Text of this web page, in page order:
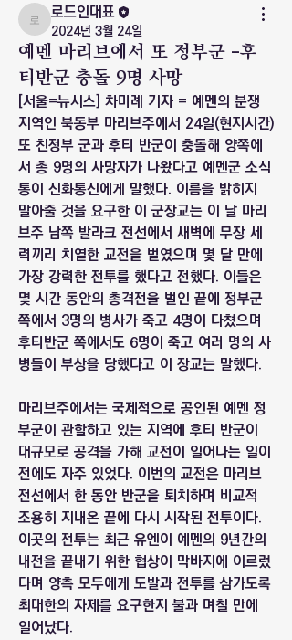
로드인대표
로드인대표
2024년 3월 24일
예멘 마리브에서 또 정부군 -후
티반군 충돌 9명 사망
[서울=뉴시스] 차미례 기자 = 예멘의 분쟁
지역인 북동부 마리브주에서 24일(현지시간)
또 친정부 군과 후티 반군이 충돌해 양쪽에
서 총 9명의 사망자가 나왔다고 예멘군 소식
통이 신화통신에게 말했다. 이름을 밝히지
말아줄 것을 요구한 이 군장교는 이 날 마리
브주 남쪽 발라크 전선에서 새벽에 무장 세
력끼리 치열한 교전을 벌였으며 몇 달 만에
가장 강력한 전투를 했다고 전했다. 이들은
몇 시간 동안의 총격전을 벌인 끝에 정부군
쪽에서 3명의 병사가 죽고 4명이 다쳤으며
후티반군 쪽에서도 6명이 죽고 여러 명의 사
병들이 부상을 당했다고 이 장교는 말했다.
마리브주에서는 국제적으로 공인된 예멘 정
부군이 관할하고 있는 지역에 후티 반군이
대규모로 공격을 가해 교전이 일어나는 일이
전에도 자주 있었다. 이번의 교전은 마리브
전선에서 한 동안 반군을 퇴치하며 비교적
조용히 지내온 끝에 다시 시작된 전투이다.
이곳의 전투는 최근 유엔이 예멘의 9년간의
내전을 끝내기 위한 협상이 막바지에 이르렀
다며 양측 모두에게 도발과 전투를 삼가도록
최대한의 자제를 요구한지 불과 며칠 만에
일어났다.